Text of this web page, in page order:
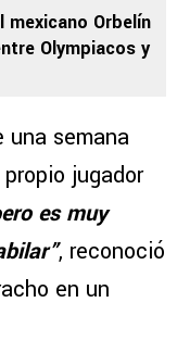
mexicano Orbelín
Olympiacos y
una semana
jugador
es muy
, reconoció
en un